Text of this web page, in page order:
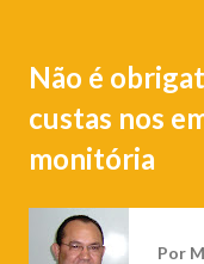
Não é
custas nos
monitória
Por